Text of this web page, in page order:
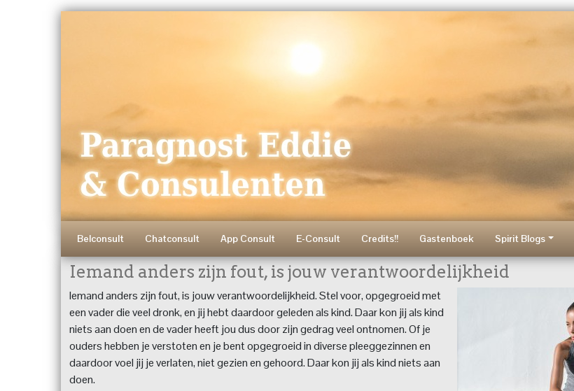
Belconsult Chatconsult App Consult E-Consult Credits!! Gastenboek Spirit Blogs
Iemand anders zijn fout, is jouw verantwoordelijkheid
Iemand anders zijn fout, is jouw verantwoordelijkheid. Stel voor, opgegroeid met
een vader die veel dronk, en jij hebt daardoor geleden als kind. Daar kon jij als kind
niets aan doen en de vader heeft jou dus door zijn gedrag veel ontnomen. Of je
ouders hebben je verstoten en je bent opgegroeid in diverse pleeggezinnen en
daardoor voel jij je verlaten, niet gezien en gehoord. Daar kon jij als kind niets aan
doen.